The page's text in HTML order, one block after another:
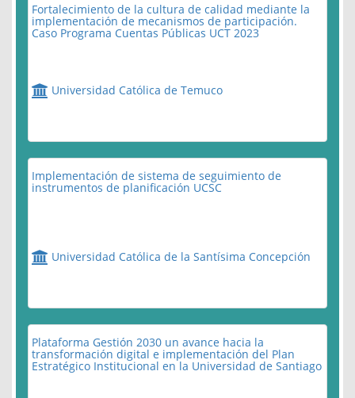
Fortalecimiento de la cultura de calidad mediante la
implementación de mecanismos de participación.
Caso Programa Cuentas Públicas UCT 2023
Universidad Católica de Temuco
Implementación de sistema de seguimiento de
instrumentos de planificación UCSC
Universidad Católica de la Santísima Concepción
Plataforma Gestión 2030 un avance hacia la
transformación digital e implementación del Plan
Estratégico Institucional en la Universidad de Santiago